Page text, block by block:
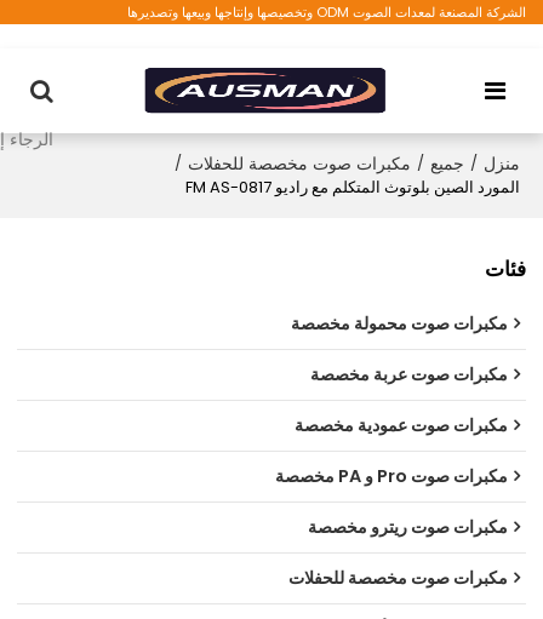
الشركة المصنعة لمعدات الصوت ODM وتخصيصها وإنتاجها وبيعها وتصديرها
منزل / جميع / مكبرات صوت مخصصة للحفلات /
المورد الصين بلوتوث المتكلم مع راديو FM AS-0817
فئات
مكبرات صوت محمولة مخصصة
مكبرات صوت عربة مخصصة
مكبرات صوت عمودية مخصصة
مكبرات صوت Pro و PA مخصصة
مكبرات صوت ريترو مخصصة
مكبرات صوت مخصصة للحفلات